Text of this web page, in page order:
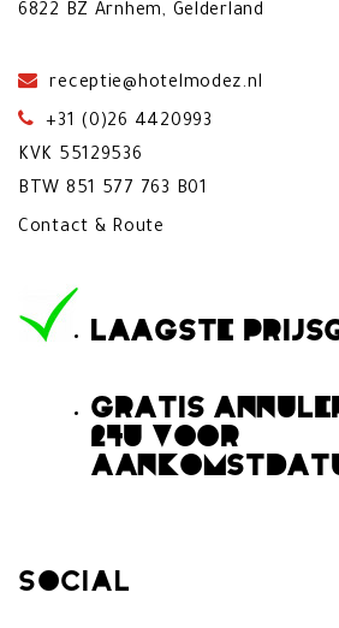
6822 BZ Arnhem, Gelderland
receptie@hotelmodez.nl
+31 (0)26 4420993
KVK 55129536
BTW 851 577 763 B01
Contact & Route
LAAGSTE
GRATIS
24U VOOR
Social